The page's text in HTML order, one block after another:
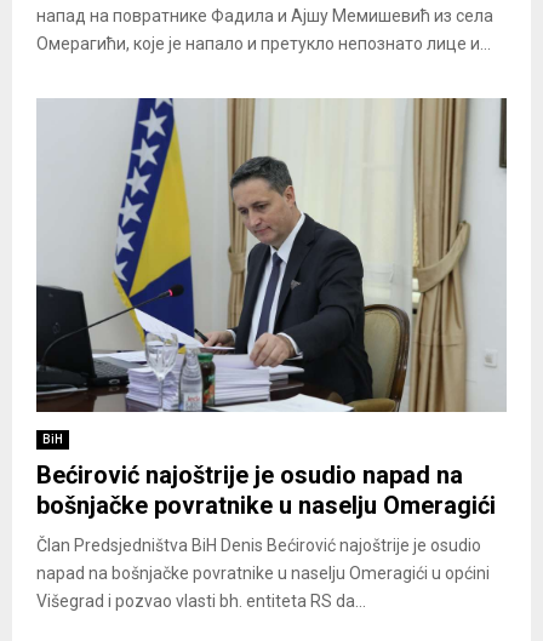
напад на повратнике Фадила и Ајшу Мемишевић из села
Омерагићи, које је напало и претукло непознато лице и...
BiH
Bećirović najoštrije je osudio napad na
bošnjačke povratnike u naselju Omeragići
Član Predsjedništva BiH Denis Bećirović najoštrije je osudio
napad na bošnjačke povratnike u naselju Omeragići u općini
Višegrad i pozvao vlasti bh. entiteta RS da...